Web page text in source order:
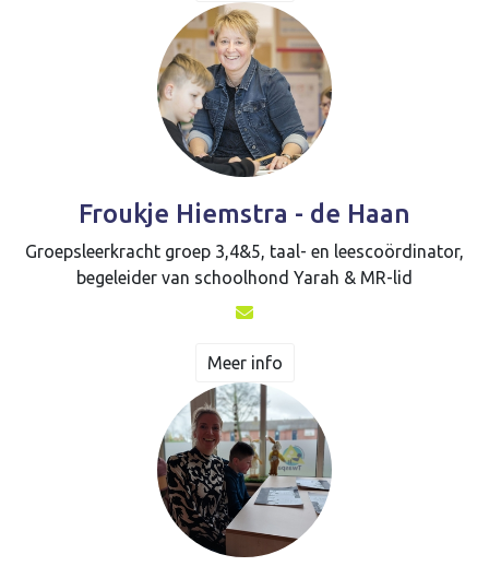
Froukje Hiemstra - de Haan
Groepsleerkracht groep 3,4&5, taal- en leescoördinator,
begeleider van schoolhond Yarah & MR-lid
Meer info